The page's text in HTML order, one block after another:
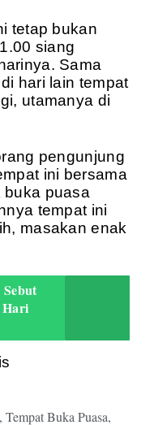
tetap bukan
siang
Sama
hari lain tempat
utamanya di
pengunjung
ini bersama
buka puasa
tempat ini
masakan enak
Hari
, Tempat Buka Puasa,